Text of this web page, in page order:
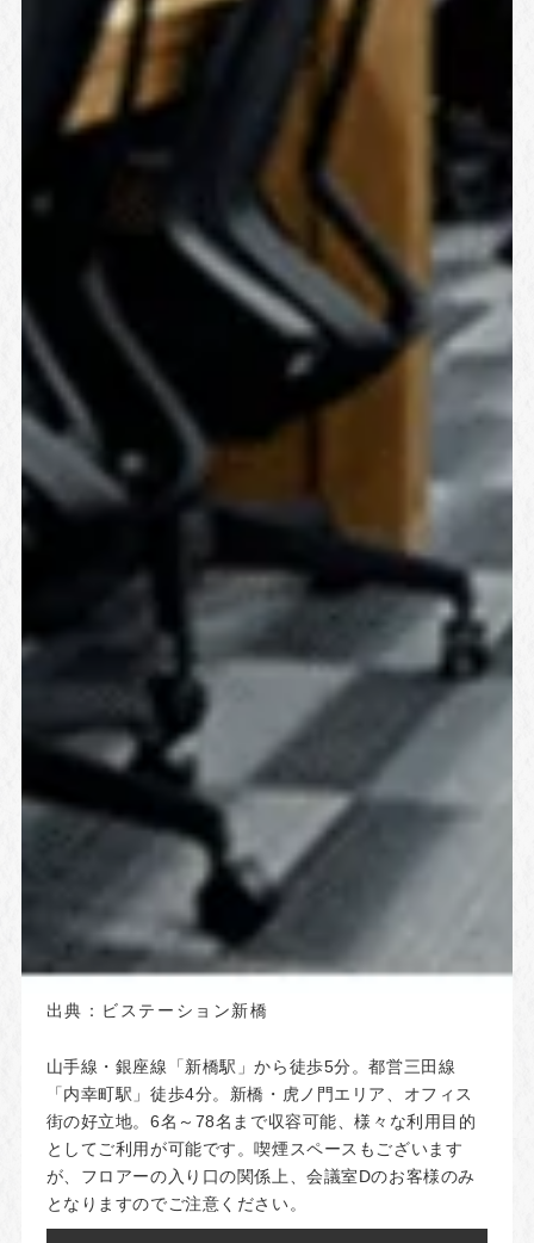
出典： ビステーション新橋
山手線・銀座線「新橋駅」から徒歩5分。都営三田線
「内幸町駅」徒歩4分。新橋・虎ノ門エリア、オフィス
街の好立地。6名～78名まで収容可能、様々な利用目的
としてご利用が可能です。喫煙スペースもございます
が、フロアーの入り口の関係上、会議室Dのお客様のみ
となりますのでご注意ください。